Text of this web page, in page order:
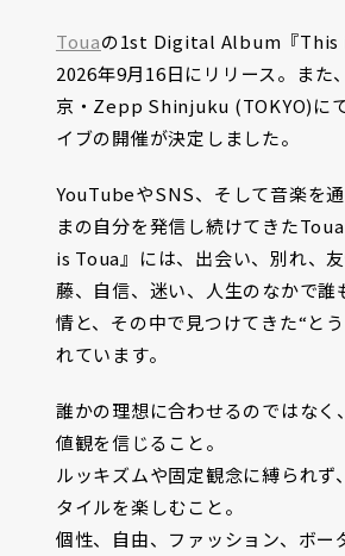
Touaの1st Digital Album『This
2026年9月16日にリリース。また
京・Zepp Shinjuku (TOKYO)に
イブの開催が決定しました。
YouTubeやSNS、そして音楽を
まの自分を発信し続けてきた
is Toua』には、出会い、別れ、
藤、自信、迷い、人生のなかで誰
情と、その中で見つけてきた“と
れています。
誰かの理想に合わせるのではなく
値観を信じること。
ルッキズムや固定観念に縛られず
タイルを楽しむこと。
個性、自由、ファッション、ボー